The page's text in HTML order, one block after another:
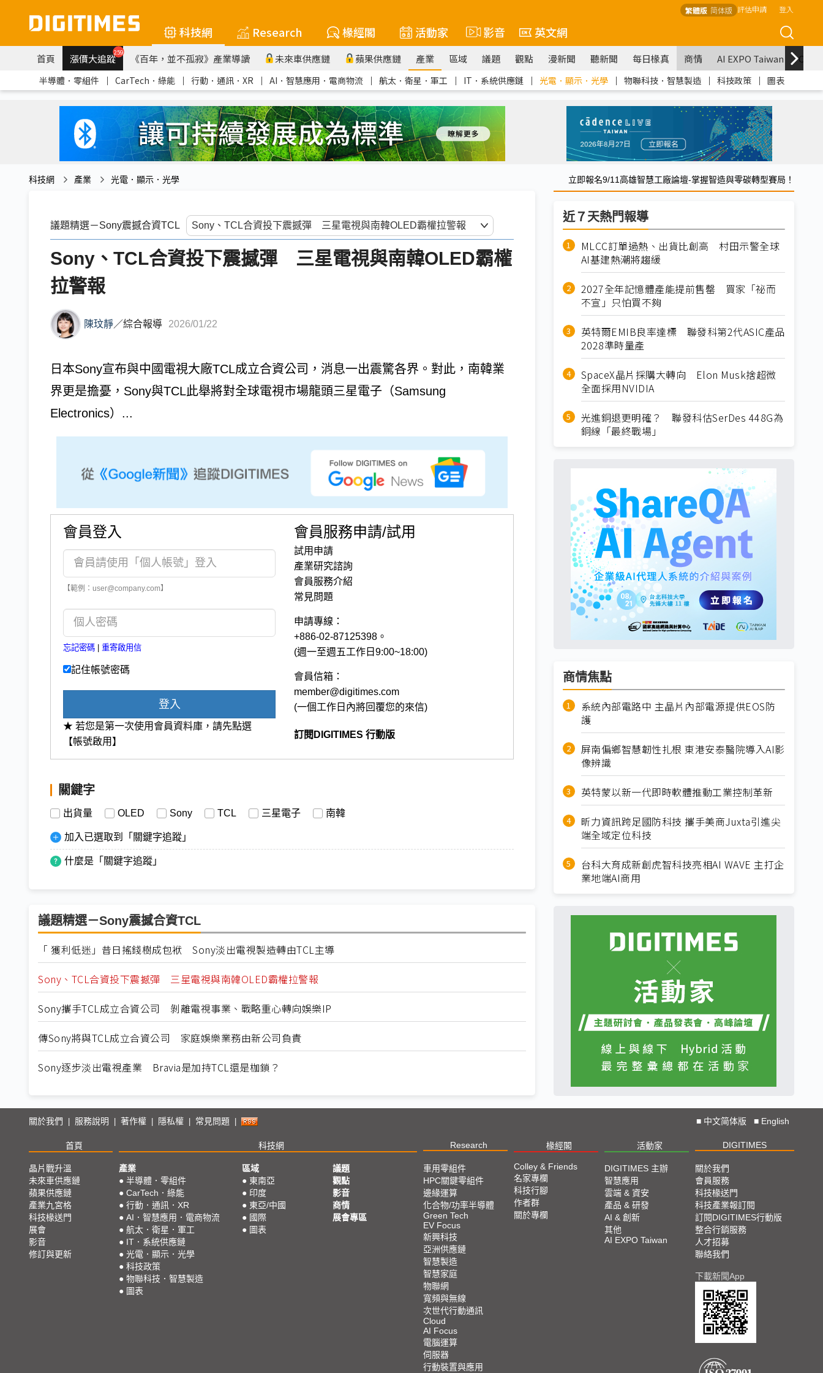
繁體版 简体版 評估申請 登入
科技網 Research 椽經閣 活動家 影音 英文網
首頁 漲價大追蹤259 《百年，並不孤寂》產業導讀 未來車供應鏈 蘋果供應鏈 產業 區域 議題 觀點 漫新聞 聽新聞 每日椽真 商情 AI EXPO Taiwan
半導體．零組件 ｜ CarTech．綠能 ｜ 行動．通訊．XR ｜ AI．智慧應用．電商物流 ｜ 航太．衛星．軍工 ｜ IT．系統供應鏈 ｜ 光電．顯示．光學 ｜ 物聯科技．智慧製造 ｜ 科技政策 ｜ 圖表
科技網 產業 光電．顯示．光學 立即報名9/11高雄智慧工廠論壇-掌握智造與零碳轉型賽局！
議題精選－Sony震撼合資TCL
Sony、TCL合資投下震撼彈 三星電視與南韓OLED霸權
拉警報
陳玟靜／綜合報導 2026/01/22
日本Sony宣布與中國電視大廠TCL成立合資公司，消息一出震驚各界。對此，南韓業
界更是擔憂，Sony與TCL此舉將對全球電視市場龍頭三星電子（Samsung
Electronics）...
會員登入
【範例：user@company.com】
忘記密碼 重寄啟用信
記住帳號密碼
登入
★ 若您是第一次使用會員資料庫，請先點選
【帳號啟用】
會員服務申請/試用
試用申請
產業研究諮詢
會員服務介紹
常見問題
申請專線：
+886-02-87125398。
(週一至週五工作日9:00~18:00)
會員信箱：
member@digitimes.com
(一個工作日內將回覆您的來信)
訂閱DIGITIMES 行動版
關鍵字
出貨量 OLED Sony TCL 三星電子 南韓
加入已選取到「關鍵字追蹤」
什麼是「關鍵字追蹤」
議題精選－Sony震撼合資TCL
「 獲利低迷」昔日搖錢樹成包袱 Sony淡出電視製造轉由TCL主導
Sony、TCL合資投下震撼彈 三星電視與南韓OLED霸權拉警報
Sony攜手TCL成立合資公司 剝離電視事業、戰略重心轉向娛樂IP
傳Sony將與TCL成立合資公司 家庭娛樂業務由新公司負責
Sony逐步淡出電視產業 Bravia是加持TCL還是枷鎖？
近７天熱門報導
MLCC訂單過熱、出貨比創高 村田示警全球
AI基建熱潮將趨緩
2027全年記憶體產能提前售罄 買家「祕而
不宣」只怕買不夠
英特爾EMIB良率達標 聯發科第2代ASIC產品
2028準時量產
SpaceX晶片採購大轉向 Elon Musk捨超微
全面採用NVIDIA
光進銅退更明確？ 聯發科估SerDes 448G為
銅線「最終戰場」
商情焦點
系統內部電路中 主晶片內部電源提供EOS防
護
屏南偏鄉智慧韌性扎根 東港安泰醫院導入AI影
像辨識
英特蒙以新一代即時軟體推動工業控制革新
昕力資訊跨足國防科技 攜手美商Juxta引進尖
端全域定位科技
台科大育成新創虎智科技亮相AI WAVE 主打企
業地端AI商用
關於我們 服務說明 著作權 隱私權 常見問題 ■ 中文简体版 ■ English
首頁 科技網 Research 椽經閣 活動家 DIGITIMES
晶片戰升溫
未來車供應鏈
蘋果供應鏈
產業九宮格
科技椽送門
展會
影音
修訂與更新
產業
● 半導體．零組件
● CarTech．綠能
● 行動．通訊．XR
● AI．智慧應用．電商物流
● 航太．衛星．軍工
● IT．系統供應鏈
● 光電．顯示．光學
● 科技政策
● 物聯科技．智慧製造
● 圖表
區域
● 東南亞
● 印度
● 東亞/中國
● 國際
● 圖表
議題
觀點
影音
商情
展會專區
車用零組件
HPC關鍵零組件
邊緣運算
化合物/功率半導體
Green Tech
EV Focus
新興科技
亞洲供應鏈
智慧製造
智慧家庭
物聯網
寬頻與無線
次世代行動通訊
Cloud
AI Focus
電腦運算
伺服器
行動裝置與應用
Colley & Friends
名家專欄
科技行腳
作者群
關於專欄
DIGITIMES 主辦
智慧應用
雲端 & 資安
產品 & 研發
AI & 創新
其他
AI EXPO Taiwan
關於我們
會員服務
科技椽送門
科技產業報訂閱
訂閱DIGITIMES行動版
整合行銷服務
人才招募
聯絡我們
下載新聞App